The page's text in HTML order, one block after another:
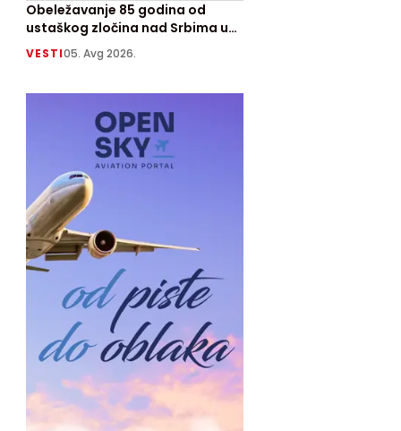
Obeležavanje 85 godina od
ustaškog zločina nad Srbima u
Prebilovcima
VESTI05. Avg 2026.